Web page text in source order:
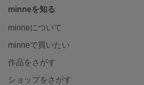
minneを知る
minneについて
minneで買いたい
作品をさがす
ショップをさがす